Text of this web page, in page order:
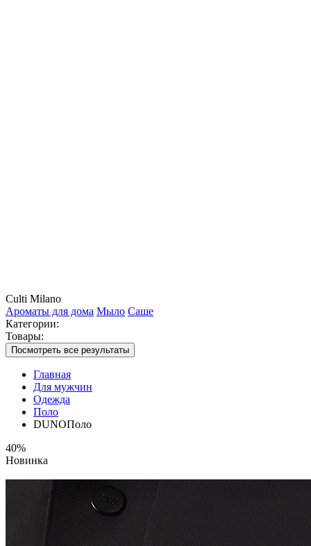
Culti Milano
Ароматы для дома Мыло Саше
Категории:
Товары:
Посмотреть все результаты
Главная
Для мужчин
Одежда
Поло
DUNOПоло
40%
Новинка